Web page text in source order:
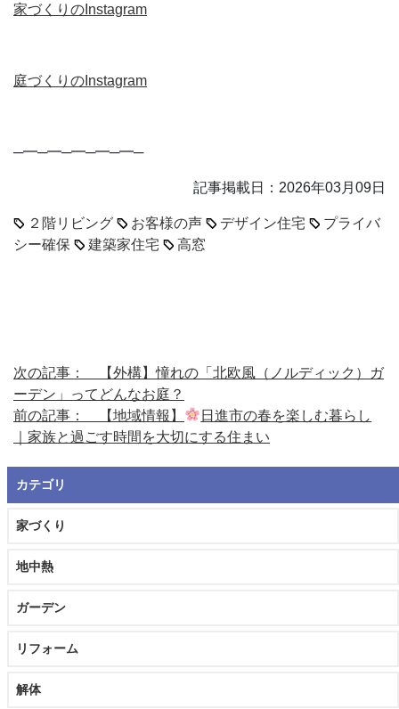
家づくりのInstagram
庭づくりのInstagram
─━─━─━─━─━─
記事掲載日：2026年03月09日
２階リビング お客様の声 デザイン住宅
プライバ
シー確保
建築家住宅 高窓
次の記事： 【外構】憧れの「北欧風（ノルディック）ガ
ーデン」ってどんなお庭？
前の記事： 【地域情報】
日進市の春を楽しむ暮らし
｜家族と過ごす時間を大切にする住まい
カテゴリ
家づくり
地中熱
ガーデン
リフォーム
解体